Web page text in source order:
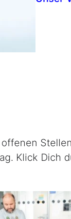
Klick Dich